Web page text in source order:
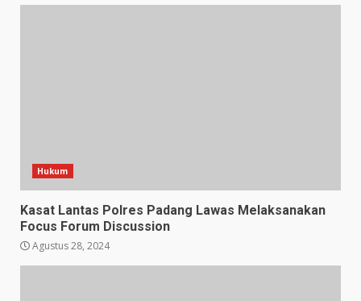
Hukum
Kasat Lantas Polres Padang Lawas Melaksanakan
Focus Forum Discussion
Agustus 28, 2024